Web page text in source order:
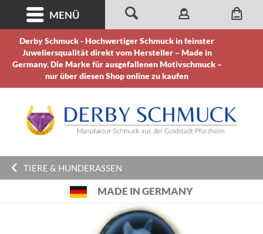
Derby Schmuck - Hochwertiger Schmuck in feinster
Juweliersqualität direkt vom Hersteller – Made in
Germany. Die Marke für ausgefallenen Motivschmuck –
nur über diesen Shop online zu kaufen
MENÜ
TIERE & HUNDERASSEN
MADE IN GERMANY